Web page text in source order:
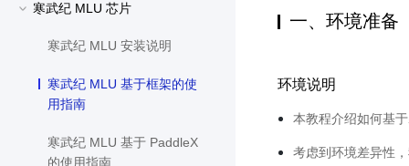
寒武纪 MLU 芯片
寒武纪 MLU 安装说明
寒武纪 MLU 基于框架的使
用指南
寒武纪 MLU 基于 PaddleX
的使用指南
一、环境准备
环境说明
本教程介绍如何基
考虑到环境差异性